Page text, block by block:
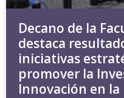
Decano de la
destaca
iniciativas
promover la
Innovación en la